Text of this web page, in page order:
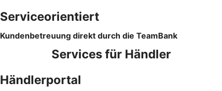
Serviceorientiert
Kundenbetreuung direkt durch die TeamBank
Services für Händler
Händlerportal